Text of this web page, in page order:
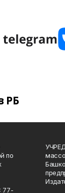
РБ
по
77-